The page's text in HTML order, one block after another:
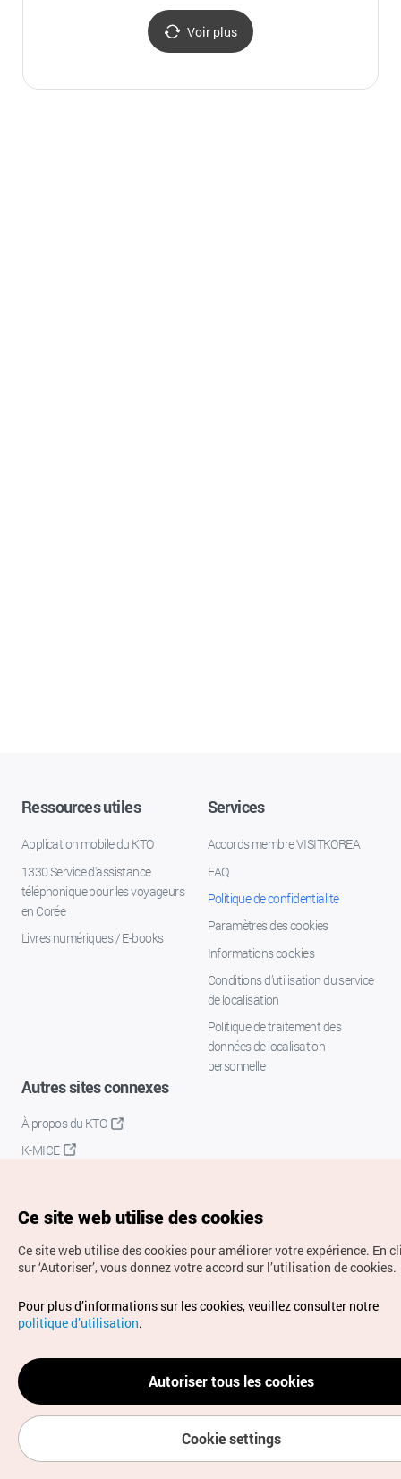
Voir plus
Ressources utiles
Application mobile du KTO
1330 Service d'assistance
téléphonique pour les voyageurs
en Corée
Livres numériques / E-books
Services
Accords membre VISITKOREA
FAQ
Politique de confidentialité
Paramètres des cookies
Informations cookies
Conditions d’utilisation du service
de localisation
Politique de traitement des
données de localisation
personnelle
Autres sites connexes
À propos du KTO
K-MICE
Droits d’auteur (c) Office National du Tourisme en Corée.
Tous droits réservés.
Pour les rapports d'erreurs et demandes de renseignements,
adressez vos demandes à
info.ontc@gmail.com
Ce site web utilise des cookies
Ce site web utilise des cookies pour améliorer votre expérience. En
sur ‘Autoriser’, vous donnez votre accord sur l’utilisation de cookies.
Pour plus d’informations sur les cookies, veuillez consulter notre
politique d’utilisation.
Autoriser tous les cookies
Cookie settings